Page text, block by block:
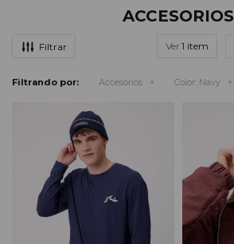
ACCESORIOS
Ver
Filtrando por: Accesorios Color: Navy